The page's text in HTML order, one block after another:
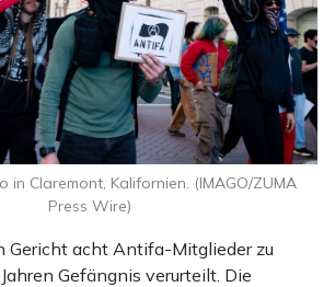
Gericht acht Antifa-Mitglieder zu
Gefängnis verurteilt. Die
in Claremont, Kalifornien. (IMAGO/ZUMA
Press Wire)